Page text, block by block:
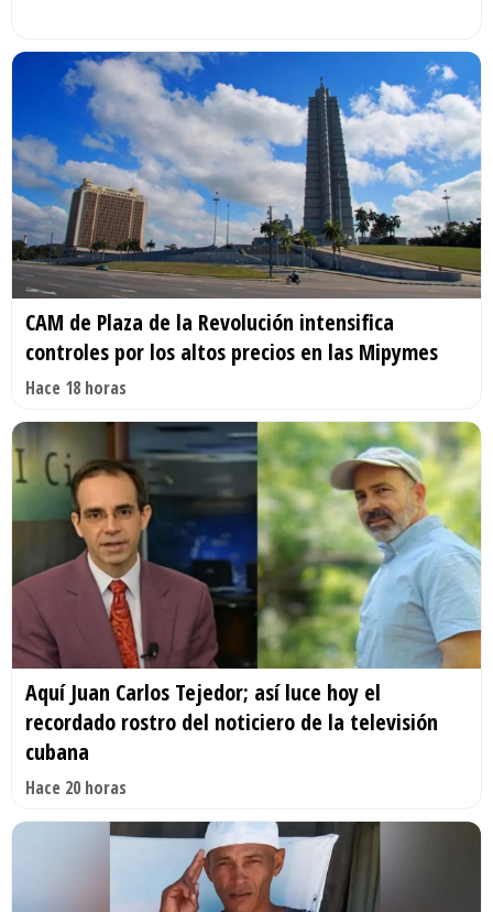
CAM de Plaza de la Revolución intensifica
controles por los altos precios en las Mipymes
Hace 18 horas
Aquí Juan Carlos Tejedor; así luce hoy el
recordado rostro del noticiero de la televisión
cubana
Hace 20 horas